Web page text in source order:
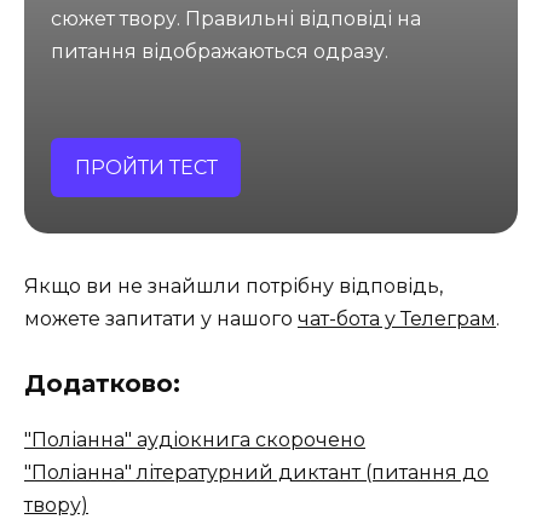
сюжет твору. Правильні відповіді на
питання відображаються одразу.
ПРОЙТИ ТЕСТ
Якщо ви не знайшли потрібну відповідь,
можете запитати у нашого чат-бота у Телеграм.
Додатково:
"Поліанна" аудіокнига скорочено
"Поліанна" літературний диктант (питання до
твору)